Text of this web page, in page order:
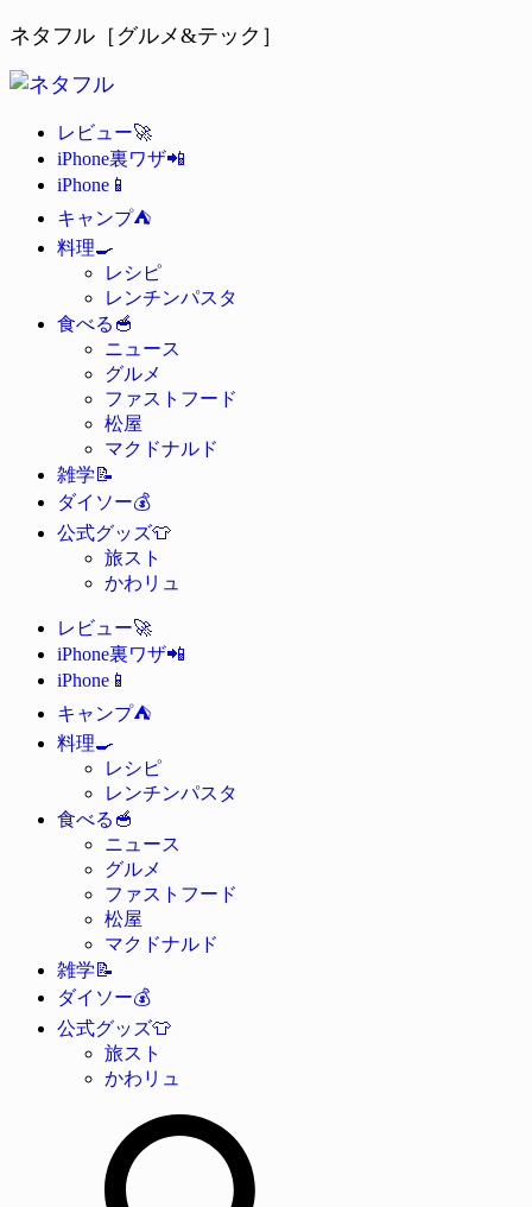
ネタフル［グルメ&テック］
レビュー🚀
iPhone裏ワザ📲
iPhone 📱
キャンプ⛺
料理🍳
レシピ
レンチンパスタ
食べる 🥣
ニュース
グルメ
ファストフード
松屋
マクドナルド
雑学📝
ダイソー💰
公式グッズ👕
旅スト
かわリュ
レビュー🚀
iPhone裏ワザ📲
iPhone 📱
キャンプ⛺
料理🍳
レシピ
レンチンパスタ
食べる 🥣
ニュース
グルメ
ファストフード
松屋
マクドナルド
雑学📝
ダイソー💰
公式グッズ👕
旅スト
かわリュ